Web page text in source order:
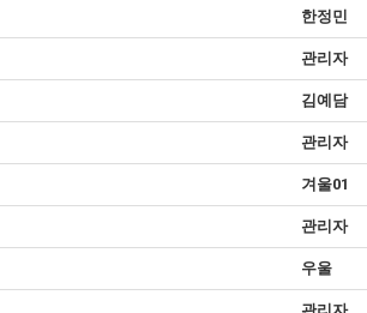
한정민
관리자
김예담
관리자
겨울01
관리자
우울